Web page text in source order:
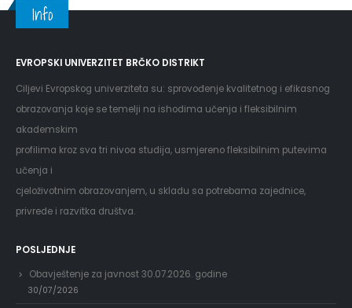
Info
EVROPSKI UNIVERZITET BRČKO DISTRIKT
Ciljevi Evropskog univerziteta su: sprovođenje kvalitetnog i efikasnog
obrazovanja koje se temelji na ishodima učenja i fleksibilnim
akademskim
profilima kroz sva tri nivoa studija, usmjereno fleksibilnim putevima
učenja i
cjeloživotnim obrazovanjem, u skladu sa potrebama zajednice,
privrede i razvitka društva.
POSLJEDNJE
Obavještenje za javnost 30.07.2026. godine
30/07/2026